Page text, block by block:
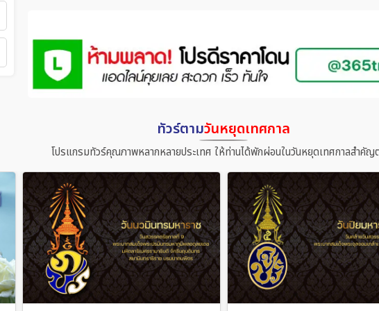
ทัวร์ตามวันหยุดเทศกาล
โปรแกรมทัวร์คุณภาพหลากหลายประเทศ ให้ท่านได้พักผ่อนในวันหยุดเทศกาลสำคัญ